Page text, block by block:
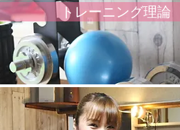
トレーニング理論